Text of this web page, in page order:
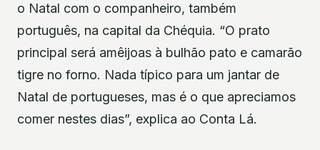
o Natal com o companheiro, também
português, na capital da Chéquia. “O prato
principal será amêijoas à bulhão pato e camarão
tigre no forno. Nada típico para um jantar de
Natal de portugueses, mas é o que apreciamos
comer nestes dias”, explica ao Conta Lá.